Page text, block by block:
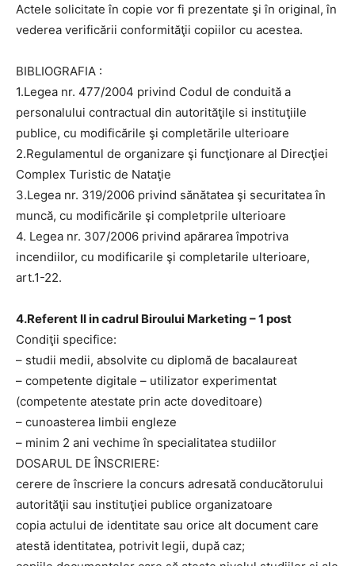
Actele solicitate în copie vor fi prezentate şi în original, în
vederea verificării conformităţii copiilor cu acestea.
BIBLIOGRAFIA :
1.Legea nr. 477/2004 privind Codul de conduită a
personalului contractual din autorităţile si instituţiile
publice, cu modificările şi completările ulterioare
2.Regulamentul de organizare şi funcţionare al Direcţiei
Complex Turistic de Nataţie
3.Legea nr. 319/2006 privind sănătatea şi securitatea în
muncă, cu modificările şi completprile ulterioare
4. Legea nr. 307/2006 privind apărarea împotriva
incendiilor, cu modificarile şi completarile ulterioare,
art.1-22.
4.Referent II in cadrul Biroului Marketing – 1 post
Condiţii specifice:
– studii medii, absolvite cu diplomă de bacalaureat
– competente digitale – utilizator experimentat
(competente atestate prin acte doveditoare)
– cunoasterea limbii engleze
– minim 2 ani vechime în specialitatea studiilor
DOSARUL DE ÎNSCRIERE:
cerere de înscriere la concurs adresată conducătorului
autorităţii sau instituţiei publice organizatoare
copia actului de identitate sau orice alt document care
atestă identitatea, potrivit legii, după caz;